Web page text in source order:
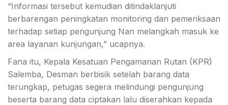
“Informasi tersebut kemudian ditindaklanjuti
berbarengan peningkatan monitoring dan pemeriksaan
terhadap setiap pengunjung Nan melangkah masuk ke
area layanan kunjungan,” ucapnya.
Fana itu, Kepala Kesatuan Pengamanan Rutan (KPR)
Salemba, Desman berbisik setelah barang data
terungkap, petugas segera melindungi pengunjung
beserta barang data ciptakan lalu diserahkan kepada